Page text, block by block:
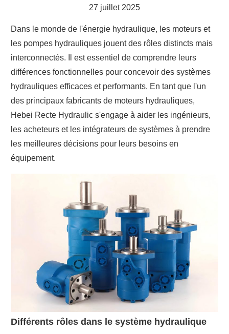
27 juillet 2025
Dans le monde de l'énergie hydraulique, les moteurs et
les pompes hydrauliques jouent des rôles distincts mais
interconnectés. Il est essentiel de comprendre leurs
différences fonctionnelles pour concevoir des systèmes
hydrauliques efficaces et performants. En tant que l'un
des principaux fabricants de moteurs hydrauliques,
Hebei Recte Hydraulic s'engage à aider les ingénieurs,
les acheteurs et les intégrateurs de systèmes à prendre
les meilleures décisions pour leurs besoins en
équipement.
Différents rôles dans le système hydraulique